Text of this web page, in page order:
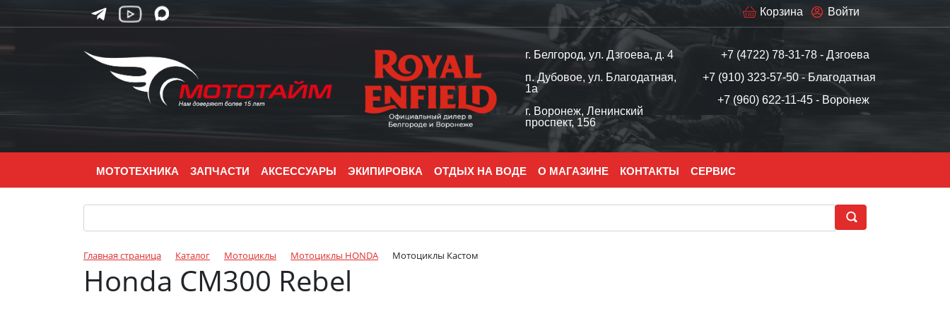
Войти
Корзина
г. Белгород, ул. Дзгоева, д. 4
п. Дубовое, ул. Благодатная,
1а
г. Воронеж, Ленинский
проспект, 156
+7 (4722) 78-31-78 - Дзгоева
+7 (910) 323-57-50 - Благодатная
+7 (960) 622-11-45 - Воронеж
МОТОТЕХНИКА ЗАПЧАСТИ АКСЕССУАРЫ ЭКИПИРОВКА ОТДЫХ НА ВОДЕ О МАГАЗИНЕ КОНТАКТЫ СЕРВИС
Главная страница Каталог Мотоциклы Мотоциклы HONDA Мотоциклы Кастом
Honda CM300 Rebel